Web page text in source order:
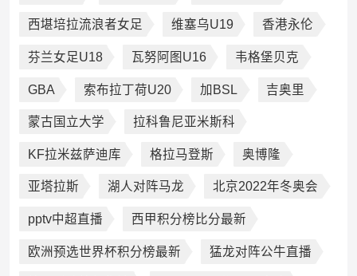
西堪培拉流浪者女足 维塞乌U19 香港永伦
芬兰女足U18 瓦努阿图U16 韦格堡贝克
GBA 索布拉丁荷U20 加BSL 吉奥里
蒙古国立大学 拉科鲁尼亚米斯科
KF拉米兹萨迪库 格拉马登斯 奥博隆
亚塔拉斯 湖人对阵马龙 北京2022年冬奥会
pptv中超直播 西甲积分榜比分最新
欧洲预选世界杯积分榜最新 猛龙对阵公牛直播